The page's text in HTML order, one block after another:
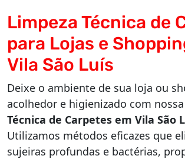
Limpeza Técnica de
para Lojas e
Vila São Luís
Deixe o ambiente de sua loja ou
acolhedor e higienizado com nossa
Técnica de Carpetes em Vila São
Utilizamos métodos eficazes que
sujeiras profundas e bactérias,